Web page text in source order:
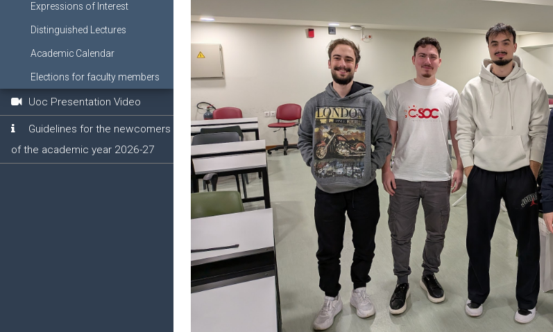
Expressions of Interest
Distinguished Lectures
Academic Calendar
Elections for faculty members
Uoc Presentation Video
Guidelines for the newcomers
of the academic year 2026-27